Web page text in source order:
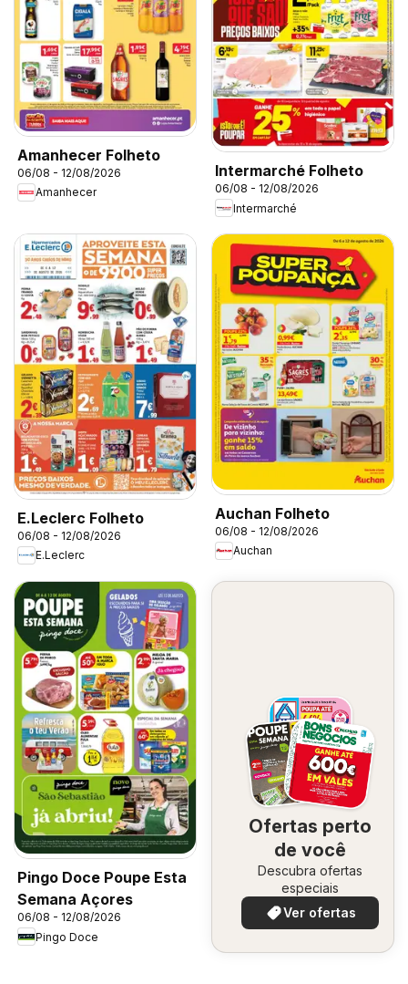
Amanhecer Folheto
06/08 - 12/08/2026
Amanhecer
Intermarché Folheto
06/08 - 12/08/2026
Intermarché
E.Leclerc Folheto
06/08 - 12/08/2026
E.Leclerc
Auchan Folheto
06/08 - 12/08/2026
Auchan
Pingo Doce Poupe Esta
Semana Açores
06/08 - 12/08/2026
Pingo Doce
Ofertas perto
de você
Descubra ofertas
especiais
Ver ofertas